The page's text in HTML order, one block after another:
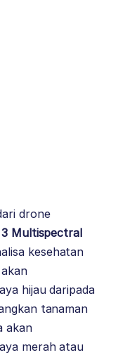
drone
Multispectral
kesehatan
hijau daripada
tanaman
akan
merah atau